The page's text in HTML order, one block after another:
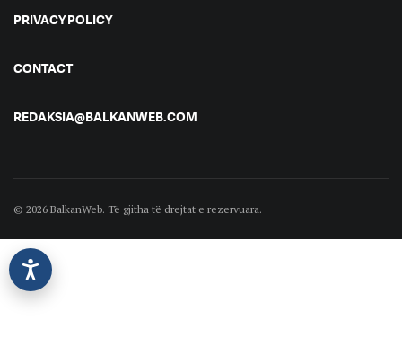
PRIVACY POLICY
CONTACT
REDAKSIA@BALKANWEB.COM
© 2026 BalkanWeb. Të gjitha të drejtat e rezervuara.
©